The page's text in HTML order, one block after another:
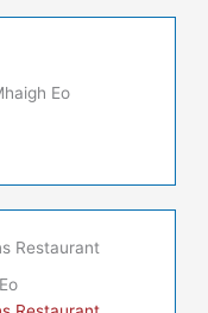
Eo
Restaurant